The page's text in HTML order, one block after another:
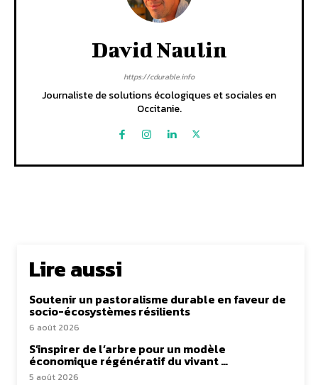
David Naulin
https://cdurable.info
Journaliste de solutions écologiques et sociales en
Occitanie.
Lire aussi
Soutenir un pastoralisme durable en faveur de
socio-écosystèmes résilients
6 août 2026
S’inspirer de l’arbre pour un modèle
économique régénératif du vivant …
5 août 2026